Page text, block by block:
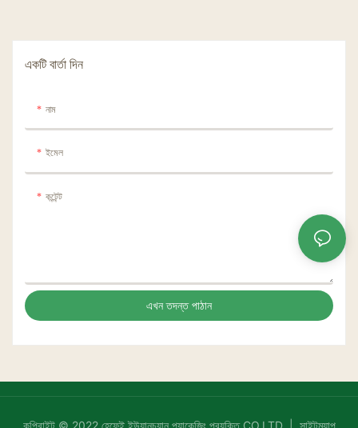
একটি বার্তা দিন
নাম
ইমেল
কন্টেন্ট
এখন তদন্ত পাঠান
কপিরাইট © 2022 হেফেই ইউয়ানচুয়ান প্যাকেজিং প্রযুক্তি CO.LTD | সাইটম্যাপ